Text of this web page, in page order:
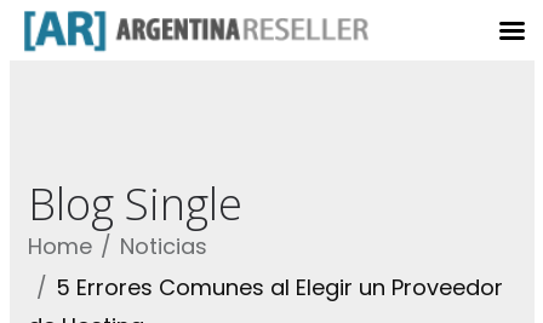
Blog Single
Home
Noticias
5 Errores Comunes al Elegir un Proveedor